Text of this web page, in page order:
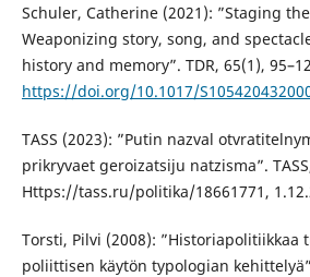
Schuler, Catherine (2021): ”Staging
Weaponizing story, song, and
history and memory”. TDR, 65(1),
https://doi.org/10.1017/
TASS (2023): ”Putin nazval
prikryvaet geroizatsiju natzisma”.
Https://tass.ru/politika/18661771,
Torsti, Pilvi (2008): ”Historiapolitiikkaa
poliittisen käytön typologian